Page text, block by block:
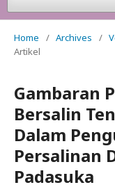
Home / Archives /
Artikel
Gambaran
Bersalin
Dalam
Persalinan
Padasuka